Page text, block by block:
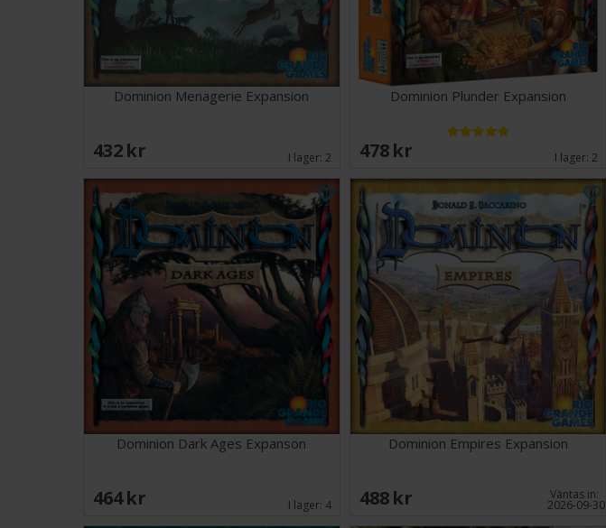
Dominion Menagerie Expansion
432 SEK I lager:2
Dominion Plunder Expansion
478 SEK I lager:2
Dominion Dark Ages Expanson
464 SEK I lager: 4
Dominion Empires Expansion
488 SEK Väntas in:
2026-09-30